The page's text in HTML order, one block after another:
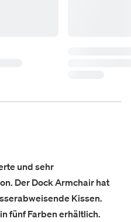
und sehr
Der Dock Armchair hat
Kissen.
fünf Farben erhältlich.